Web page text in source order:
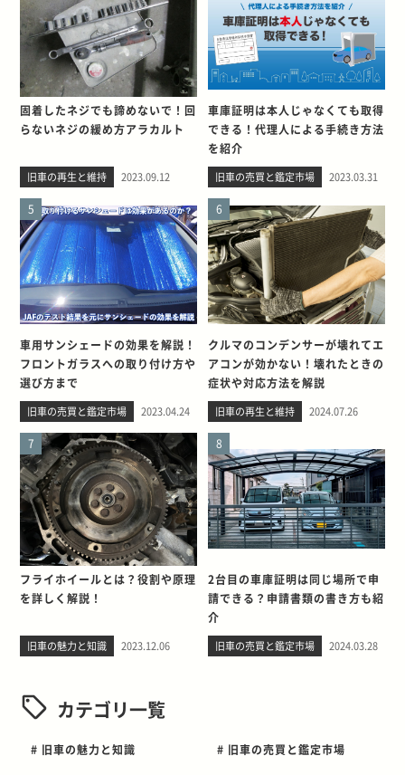
固着したネジでも諦めないで！回
らないネジの緩め方アラカルト
旧車の再生と維持 2023.09.12
車庫証明は本人じゃなくても取得
できる！代理人による手続き方法
を紹介
旧車の売買と鑑定市場 2023.03.31
5
車用サンシェードの効果を解説！
フロントガラスへの取り付け方や
選び方まで
旧車の売買と鑑定市場 2023.04.24
6
クルマのコンデンサーが壊れてエ
アコンが効かない！壊れたときの
症状や対応方法を解説
旧車の再生と維持 2024.07.26
7
フライホイールとは？役割や原理
を詳しく解説！
旧車の魅力と知識 2023.12.06
8
2台目の車庫証明は同じ場所で申
請できる？申請書類の書き方も紹
介
旧車の売買と鑑定市場 2024.03.28
カテゴリ一覧
# 旧車の魅力と知識 # 旧車の売買と鑑定市場